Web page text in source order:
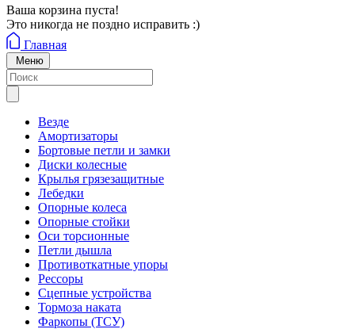
Ваша корзина пуста!
Это никогда не поздно исправить :)
Главная
Меню
Везде
Амортизаторы
Бортовые петли и замки
Диски колесные
Крылья грязезащитные
Лебедки
Опорные колеса
Опорные стойки
Оси торсионные
Петли дышла
Противоткатные упоры
Рессоры
Сцепные устройства
Тормоза наката
Фаркопы (ТСУ)